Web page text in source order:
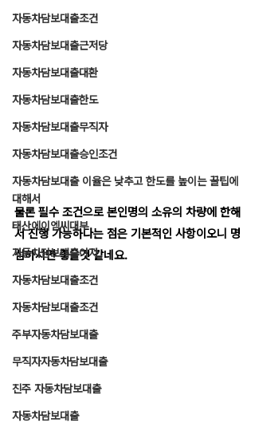
자동차담보대출조건
자동차담보대출근저당
자동차담보대출대환
자동차담보대출한도
자동차담보대출무직자
자동차담보대출승인조건
자동차담보대출 이율은 낮추고 한도를 높이는 꿀팁에
대해서
태산에이엠씨대부
자동차담보대출이자
자동차담보대출조건
자동차담보대출조건
주부자동차담보대출
무직자자동차담보대출
진주 자동차담보대출
자동차담보대출
물론 필수 조건으로 본인명의 소유의 차량에 한해
서 진행 가능하다는 점은 기본적인 사항이오니 명
심하시면 좋을것 같네요.